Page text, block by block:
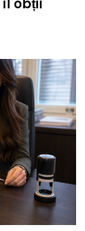
îl obții